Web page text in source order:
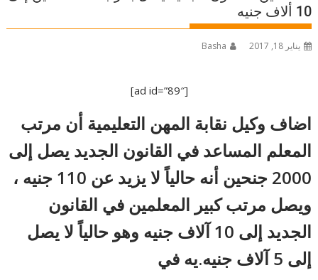
10 ألاف جنيه
يناير 18, 2017 Basha
[ad id=”89″]
اضاف وكيل نقابة المهن التعليمية أن مرتب
المعلم المساعد في القانون الجديد يصل إلى
2000 جنحين أنه حالياً لا يزيد عن 110 جنيه ،
ويصل مرتب كبير المعلمين في القانون
الجديد إلى 10 آلاف جنيه وهو حالياً لا يصل
إلى 5 آلاف جنيه.يه في